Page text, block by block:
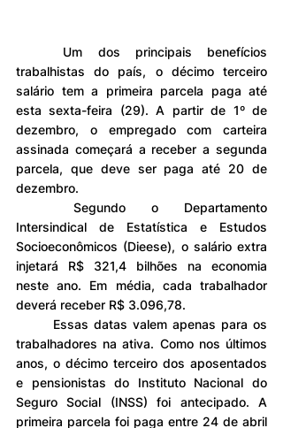
trabalhistas do país, o décimo terceiro
salário tem a primeira parcela paga até
esta sexta-feira (29). A partir de 1º de
dezembro, o empregado com carteira
assinada começará a receber a segunda
parcela, que deve ser paga até 20 de
dezembro.
Intersindical de Estatística e Estudos
Socioeconômicos (Dieese), o salário extra
injetará R$ 321,4 bilhões na economia
neste ano. Em média, cada trabalhador
deverá receber R$ 3.096,78.
trabalhadores na ativa. Como nos últimos
anos, o décimo terceiro dos aposentados
e pensionistas do Instituto Nacional do
Seguro Social (INSS) foi antecipado. A
primeira parcela foi paga entre 24 de abril